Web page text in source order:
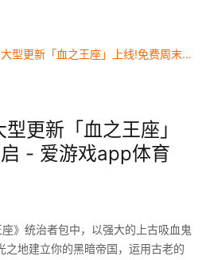
《奇迹时代4》大型更新「血之王座」上线!免费周末开启 - 爱游戏app体育
更新「血之王座」
- 爱游戏app体育
统治者包中，以强大的上古吸血鬼
之地建立你的黑暗帝国，运用古老的